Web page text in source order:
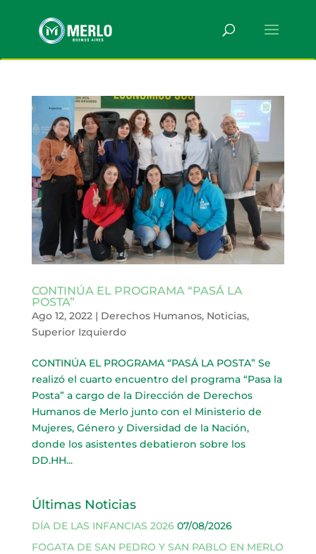
CONTINÚA EL PROGRAMA “PASÁ LA
POSTA”
Ago 12, 2022| Derechos Humanos, Noticias,
Superior Izquierdo
CONTINÚA EL PROGRAMA “PASÁ LA POSTA” Se
realizó el cuarto encuentro del programa “Pasa la
Posta” a cargo de la Dirección de Derechos
Humanos de Merlo junto con el Ministerio de
Mujeres, Género y Diversidad de la Nación,
donde los asistentes debatieron sobre los
DD.HH...
Últimas Noticias
DÍA DE LAS INFANCIAS 2026 07/08/2026
FOGATA DE SAN PEDRO Y SAN PABLO EN MERLO